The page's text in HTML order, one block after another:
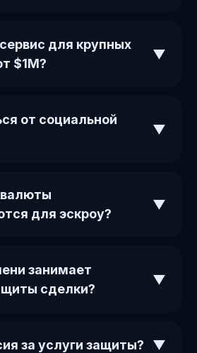
для крупных
$1M?
▼
от социальной
▼
для эскроу?
▼
занимает
сделки?
▼
за услуги защиты? ▼